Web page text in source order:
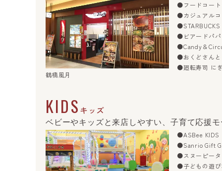
鶴橋風月
●フードコート
●カジュアルコ
●STARBUCKS
●ビアードパ
●Candy＆
●おくどさん
●廻転寿司 に
KIDS キッズ
ベビーやキッズと来店しやすい、子育て応援
●ASBee KIDS
●Sanrio Gift
●スヌーピー
●子どもの遊び